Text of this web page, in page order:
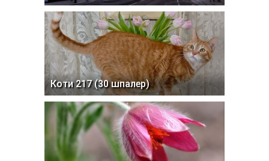
Коти 217 (30 шпалер)